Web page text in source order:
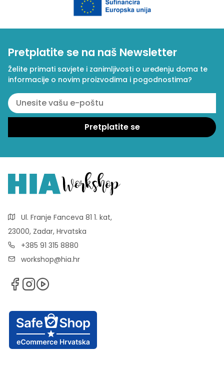
Pretplatite se na naš Newsletter
Želite primati savjete i zanimljivosti o uređenju doma te
informacije o novim proizvodima i pogodnostima?
Ul. Franje Fanceva 81 1. kat,
23000, Zadar, Hrvatska
+385 91 315 8880
workshop@hia.hr